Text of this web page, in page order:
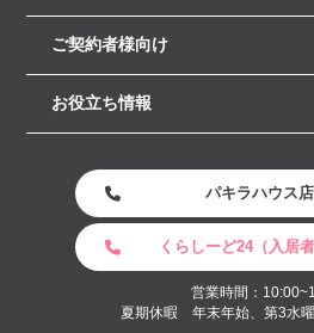
ご契約者様向け
お役立ち情報
パキラハウス
くらしーど24（入居者
営業時間：
夏期休暇 年末年始、第3水